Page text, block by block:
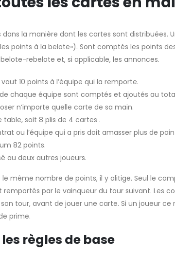
la manière dont les cartes sont distribuées.
points à la belote»). Sont comptés les points
rebelote et, si applicable, les annonces.
10 points à l’équipe qui la remporte.
chaque équipe sont comptés et ajoutés au
n’importe quelle carte de sa main.
soit 8 plis de 4 cartes .
ou l’équipe qui a pris doit amasser plus de
82 points.
au deux autres joueurs.
même nombre de points, il y alitige. Seul le
remportés par le vainqueur du tour suivant. Les
tour, avant de jouer une carte. Si un joueur
prime.
règles de base